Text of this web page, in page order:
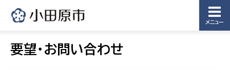
メニュー
要望・お問い合わせ